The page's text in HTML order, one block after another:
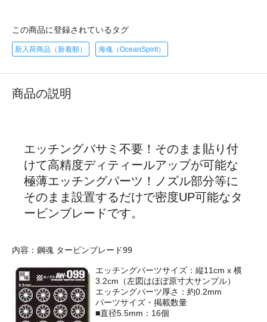
この商品に登録されているタグ
新入荷商品（新着順） 海魂（OceanSpirit）
商品の説明
エッチングバサミ不要！そのまま貼り付
けて高精度ディティールアップが可能な
極薄エッチングパーツ！ノズル部分等に
そのまま設置するだけで密度UP可能なタ
ービンブレードです。
内容：鋼魂 タービンブレード99
エッチングパーツサイズ：縦11cm x 横
3.2cm（左図はほぼ原寸大サンプル）
エッチングパーツ厚さ：約0.2mm
パーツサイズ・掲載数量
■直径5.5mm：16個